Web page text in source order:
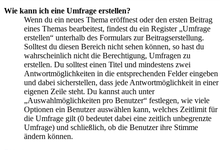
Wie kann ich eine Umfrage erstellen?
Wenn du ein neues Thema eröffnest oder den ersten Beitrag
eines Themas bearbeitest, findest du ein Register „Umfrage
erstellen“ unterhalb des Formulars zur Beitragserstellung.
Solltest du diesen Bereich nicht sehen können, so hast du
wahrscheinlich nicht die Berechtigung, Umfragen zu
erstellen. Du solltest einen Titel und mindestens zwei
Antwortmöglichkeiten in die entsprechenden Felder eingeben
und dabei sicherstellen, dass jede Antwortmöglichkeit in einer
eigenen Zeile steht. Du kannst auch unter
„Auswahlmöglichkeiten pro Benutzer“ festlegen, wie viele
Optionen ein Benutzer auswählen kann, welches Zeitlimit für
die Umfrage gilt (0 bedeutet dabei eine zeitlich unbegrenzte
Umfrage) und schließlich, ob die Benutzer ihre Stimme
ändern können.